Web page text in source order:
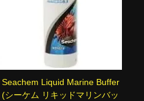
Seachem Liquid Marine Buffer
(シーケム リキッドマリンバッ